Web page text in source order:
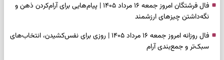
فال فرشتگان امروز جمعه ۱۶ مرداد ۱۴۰۵ | پیام‌هایی برای آرام‌کردن ذهن و
نگه‌داشتن چیزهای ارزشمند
فال روزانه امروز جمعه ۱۶ مرداد ۱۴۰۵ | روزی برای نفس‌کشیدن، انتخاب‌های
سبک‌تر و جمع‌بندی آرام